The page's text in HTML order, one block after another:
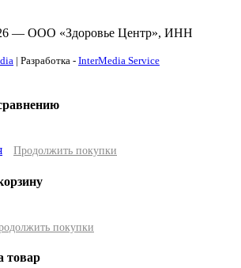
— ООО «Здоровье Центр», ИНН
| Разработка - InterMedia Service
Продолжить покупки
покупки
товар